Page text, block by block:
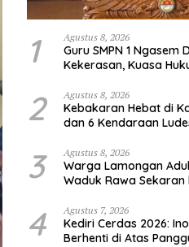
1 Agustus 8, 2026
Guru SMPN 1
Kekerasan, Kuasa
2 Agustus 8, 2026
Kebakaran Hebat di
dan 6 Kendaraan
3 Agustus 8, 2026
Warga Lamongan
Waduk Rawa Sekaran
80%
4 Agustus 7, 2026
Kediri Cerdas 2026:
Berhenti di Atas